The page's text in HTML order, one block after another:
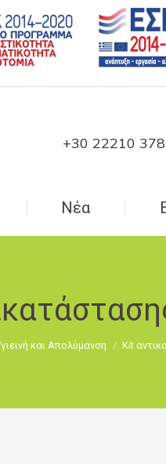
+30 22210
Νέα
και Απολύμανση Kit